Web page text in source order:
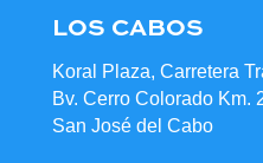
LOS CABOS
Koral Plaza, Carretera
Bv. Cerro Colorado Km.
San José del Cabo